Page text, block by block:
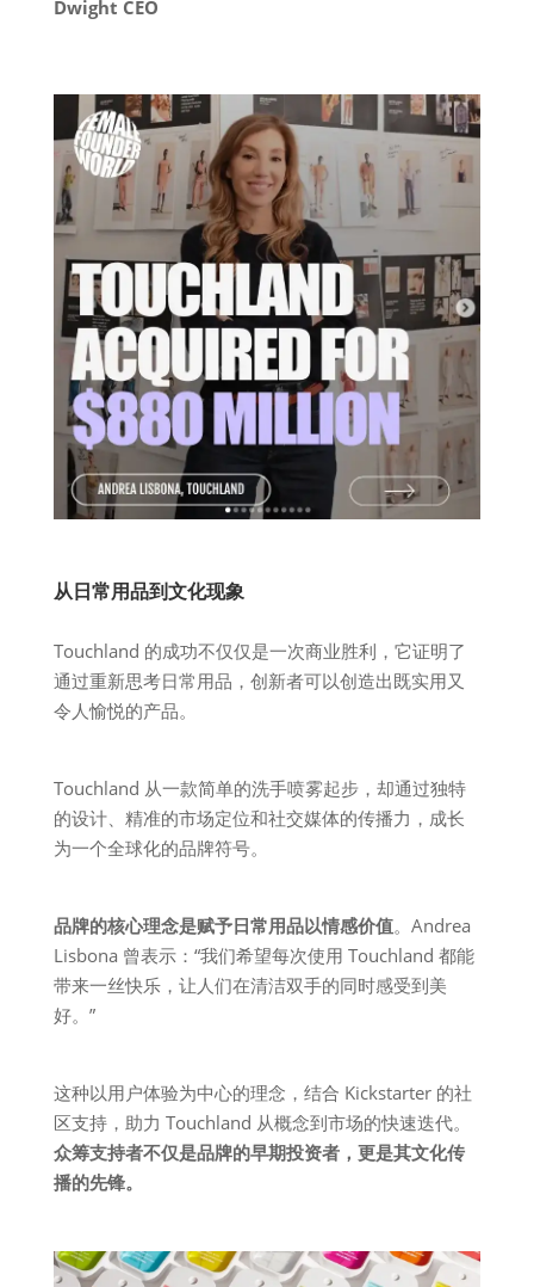
Dwight CEO
从日常用品到文化现象
Touchland 的成功不仅仅是一次商业胜利，它证明了
通过重新思考日常用品，创新者可以创造出既实用又
令人愉悦的产品。
Touchland 从一款简单的洗手喷雾起步，却通过独特
的设计、精准的市场定位和社交媒体的传播力，成长
为一个全球化的品牌符号。
品牌的核心理念是赋予日常用品以情感价值。Andrea
Lisbona 曾表示：“我们希望每次使用 Touchland 都能
带来一丝快乐，让人们在清洁双手的同时感受到美
好。”
这种以用户体验为中心的理念，结合 Kickstarter 的社
区支持，助力 Touchland 从概念到市场的快速迭代。
众筹支持者不仅是品牌的早期投资者，更是其文化传
播的先锋。